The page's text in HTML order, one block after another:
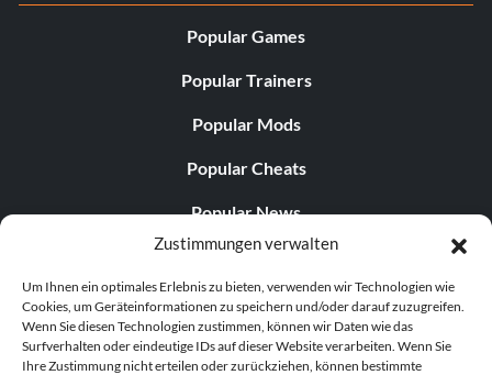
Zustimmungen verwalten
Um Ihnen ein optimales Erlebnis zu bieten, verwenden wir Technologien wie
Cookies, um Geräteinformationen zu speichern und/oder darauf zuzugreifen.
Wenn Sie diesen Technologien zustimmen, können wir Daten wie das
Surfverhalten oder eindeutige IDs auf dieser Website verarbeiten. Wenn Sie
Ihre Zustimmung nicht erteilen oder zurückziehen, können bestimmte
Popular Games
Popular Trainers
Popular Mods
Popular Cheats
Popular News
Popular Editorials
Popular Free Games
LATEST UPDATES